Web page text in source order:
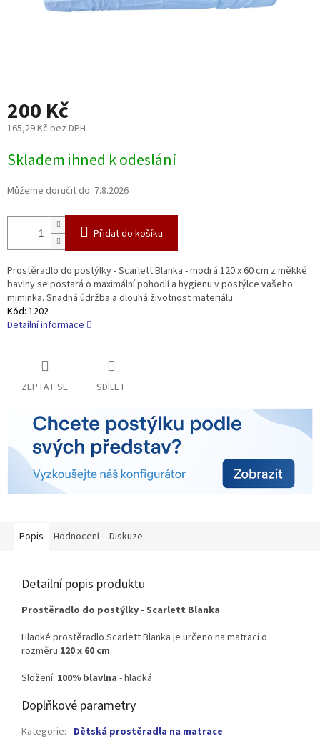
200 Kč
165,29 Kč bez DPH
cena:
Skladem ihned k odeslání
Můžeme doručit do: 7.8.2026
Přidat do košíku
Prostěradlo do postýlky - Scarlett Blanka - modrá 120 x 60 cm z měkké
bavlny se postará o maximální pohodlí a hygienu v postýlce vašeho
miminka. Snadná údržba a dlouhá životnost materiálu.
Kód: 1202
Detailní informace
ZEPTAT SE SDÍLET
Popis Hodnocení Diskuze
Detailní popis produktu
Prostěradlo do postýlky - Scarlett Blanka
Hladké prostěradlo Scarlett Blanka je určeno na matraci o
rozměru 120 x 60 cm.
Složení: 100% blavlna - hladká
Doplňkové parametry
Kategorie: Dětská prostěradla na matrace